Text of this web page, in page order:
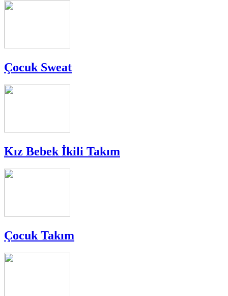
Çocuk Sweat
Kız Bebek İkili Takım
Çocuk Takım